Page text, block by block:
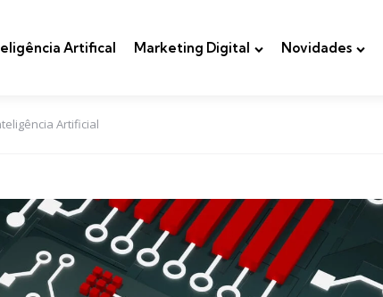
Artifical Marketing Digital Novidades
Artificial